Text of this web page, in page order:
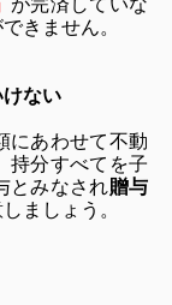
が完済していな
きません。
ない
にあわせて不動
持分すべてを子
とみなされ贈与
ましょう。